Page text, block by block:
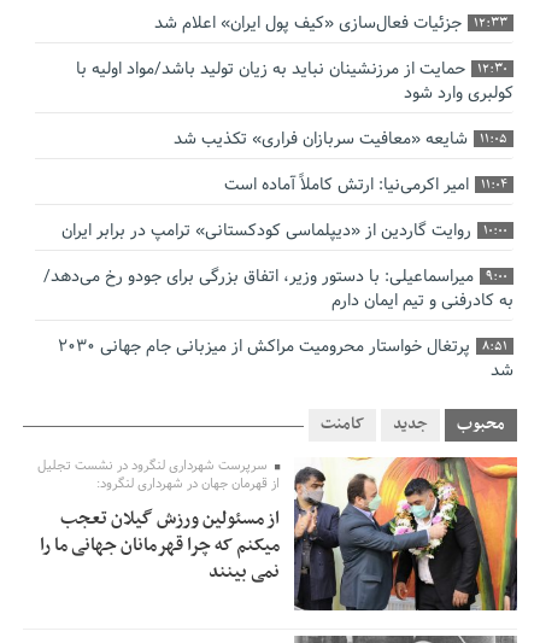
12:33 جزئیات فعال‌سازی «کیف پول ایران» اعلام شد
12:30
حمایت از مرزنشینان نباید به زیان تولید باشد/مواد اولیه با
کولبری وارد شود
11:05 شایعه «معافیت سربازان فراری» تکذیب شد
11:04 امیر اکرمی‌نیا: ارتش کاملاً آماده است
10:00 روایت گاردین از «دیپلماسی کودکستانی» ترامپ در برابر ایران
9:00
میراسماعیلی: با دستور وزیر، اتفاق بزرگی برای جودو رخ می‌دهد/
به کادرفنی و تیم ایمان دارم
8:51
پرتغال خواستار محرومیت مراکش از میزبانی جام جهانی ۲۰۳۰
شد
فریدون جیرانی: اکبر عبدی حیف شد
0:58
تسهیلات اشتغالزایی در اختیار نهادهای حمایتی باید براساس
اولویت‌های گیلان پرداخت شود
2:53
زمان جلسه سرنوشت‌ساز هیات رئیسه فدراسیون فوتبال با حضور
قلعه‌نویی مشخص شد
2:50
دفتر رهبر انقلاب: مطالب خارج از مراجع رسمی فاقد سندیت
محبوب جدید کامنت
سرپرست شهرداری لنگرود در نشست تجلیل
از قهرمان جهان در شهرداری لنگرود:
از مسئولین ورزش گیلان تعجب
میکنم که چرا قهرمانان جهانی ما را
نمی بینند